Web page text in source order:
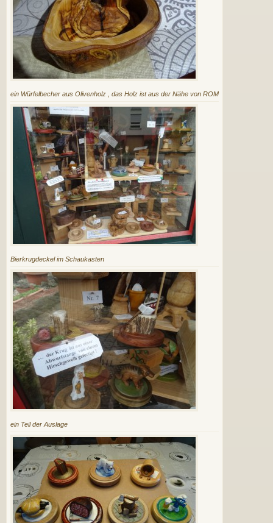
ein Würfelbecher aus Olivenholz , das Holz ist aus der Nähe von ROM
Bierkrugdeckel im Schaukasten
ein Teil der Auslage